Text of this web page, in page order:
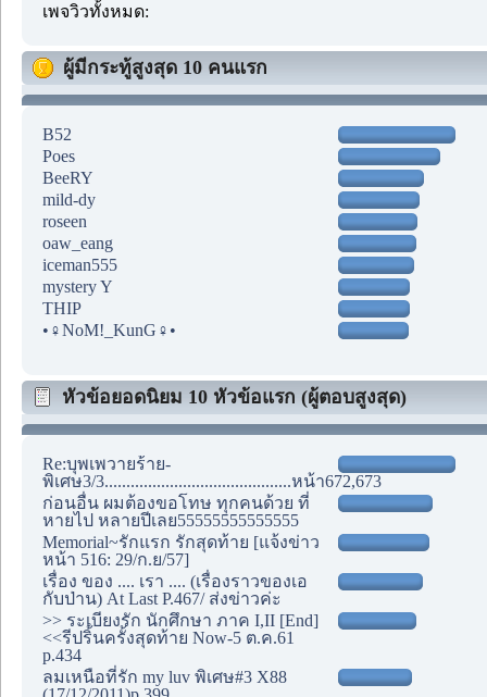
เพจวิวทั้งหมด:
ผู้มีกระทู้สูงสุด 10 คนแรก
B52
Poes
BeeRY
mild-dy
roseen
oaw_eang
iceman555
mystery Y
THIP
•♀NoM!_KunG♀•
หัวข้อยอดนิยม 10 หัวข้อแรก (ผู้ตอบสูงสุด)
Re:บุพเพวายร้าย-
พิเศษ3/3...........................................หน้า672,673
ก่อนอื่น ผมต้องขอโทษ ทุกคนด้วย ที่
หายไป หลายปีเลย55555555555555
Memorial~รักแรก รักสุดท้าย [แจ้งข่าว
หน้า 516: 29/ก.ย/57]
เรื่อง ของ .... เรา .... (เรื่องราวของเอ
กับป่าน) At Last P.467/ ส่งข่าวค่ะ
>> ระเบียงรัก นักศึกษา ภาค I,II [End]
<<รีปริ้นครั้งสุดท้าย Now-5 ต.ค.61
p.434
ลมเหนือที่รัก my luv พิเศษ#3 X88